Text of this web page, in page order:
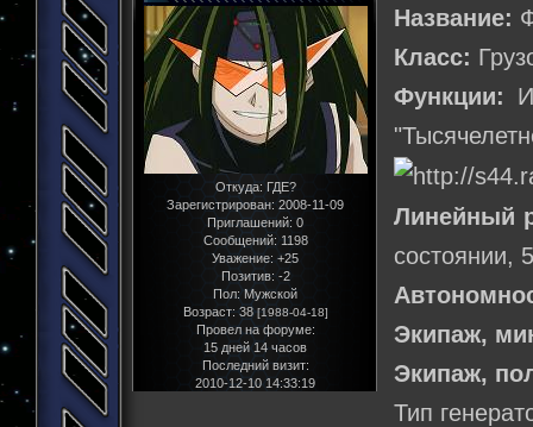
Откуда: ГДЕ?
Зарегистрирован: 2008-11-09
Приглашений: 0
Сообщений: 1198
Уважение: +25
Позитив: -2
Пол: Мужской
Возраст: 38[1988-04-18]
Провел на форуме:
15 дней 14 часов
Последний визит:
2010-12-10 14:33:19
Название:
Класс:
Функции:
Линейный
состоянии,
Экипаж,
Экипаж,
Тип